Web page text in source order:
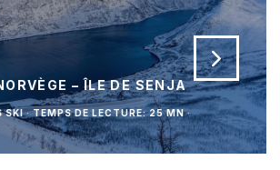
– ÎLE DE SENJA
SKI · TEMPS DE LECTURE: 25 MN ·